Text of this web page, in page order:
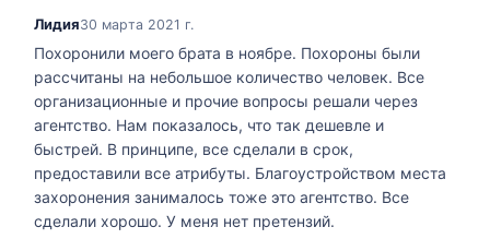
Лидия30 марта 2021 г.
Похоронили моего брата в ноябре. Похороны были
рассчитаны на небольшое количество человек. Все
организационные и прочие вопросы решали через
агентство. Нам показалось, что так дешевле и
быстрей. В принципе, все сделали в срок,
предоставили все атрибуты. Благоустройством места
захоронения занималось тоже это агентство. Все
сделали хорошо. У меня нет претензий.